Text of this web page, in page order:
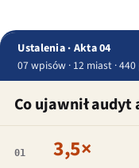
Ustalenia · Akta 04
07 wpisów · 12 miast ·
Co ujawnił
01 3,5×